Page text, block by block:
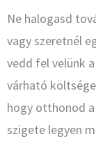
Ne halogasd
vagy szeretnél
vedd fel velünk a
várható
hogy otthonod
szigete legyen